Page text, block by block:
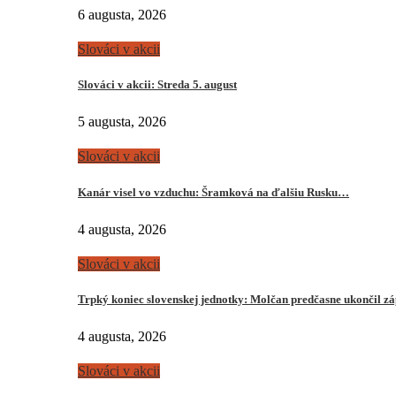
6 augusta, 2026
Slováci v akcii
Slováci v akcii: Streda 5. august
5 augusta, 2026
Slováci v akcii
Kanár visel vo vzduchu: Šramková na ďalšiu Rusku…
4 augusta, 2026
Slováci v akcii
Trpký koniec slovenskej jednotky: Molčan predčasne ukončil
4 augusta, 2026
Slováci v akcii